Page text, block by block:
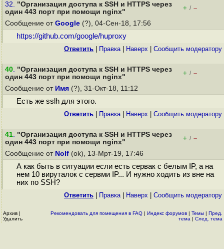
32. "Организация доступа к SSH и HTTPS через
один 443 порт при помощи nginx"
+ / –
Сообщение от Google (?), 04-Сен-18, 17:56
https://github.com/google/huproxy
Ответить Правка| Наверх Cообщить модератору
40. "Организация доступа к SSH и HTTPS через
один 443 порт при помощи nginx"
+ / –
Сообщение от Имя (?), 31-Окт-18, 11:12
Есть же sslh для этого.
Ответить Правка| Наверх Cообщить модератору
41. "Организация доступа к SSH и HTTPS через
один 443 порт при помощи nginx"
+ / –
Сообщение от Nolf (ok), 13-Мрт-19, 17:46
А как быть в ситуации если есть сервак с белым IP, а на
нем 10 вируталок с сервми IP... И нужно ходить из вне на
них по SSH?
Ответить Правка| Наверх Cообщить модератору
Архив |
Удалить
Рекомендовать для помещения в FAQ | Индекс форумов | Темы | Пред.
тема | След. тема